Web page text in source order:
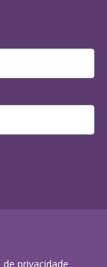
de privacidade